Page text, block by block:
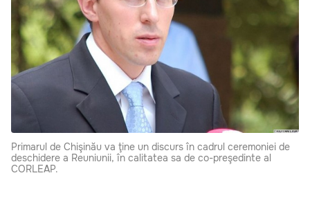
Primarul de Chişinău va ţine un discurs în cadrul ceremoniei de
deschidere a Reuniunii, în calitatea sa de co-preşedinte al
CORLEAP.